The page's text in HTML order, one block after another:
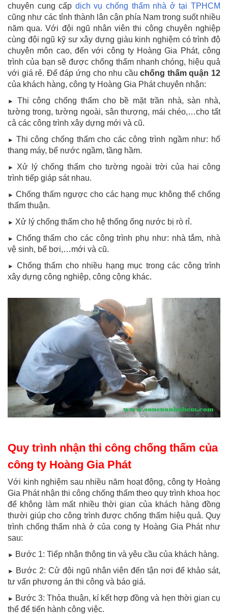
chuyên cung cấp dịch vụ chống thấm nhà ở tại TPHCM
cũng như các tỉnh thành lân cận phía Nam trong suốt nhiều
năm qua. Với đội ngũ nhân viên thi công chuyên nghiệp
cùng đội ngũ kỹ sư xây dựng giàu kinh nghiệm có trình độ
chuyên môn cao, đến với công ty Hoàng Gia Phát, công
trình của bạn sẽ được chống thấm nhanh chóng, hiệu quả
với giá rẻ. Để đáp ứng cho nhu cầuchống thấm quận 12
của khách hàng, công ty Hoàng Gia Phát chuyên nhận:
► Thi công chống thấm cho bề mặt trần nhà, sàn nhà,
tường trong, tường ngoài, sân thượng, mái chéo,…cho tất
cả các công trình xây dựng mới và cũ.
► Thi công chống thấm cho các công trình ngầm như: hố
thang máy, bể nước ngầm, tầng hầm.
► Xử lý chống thấm cho tường ngoài trời của hai công
trình tiếp giáp sát nhau.
► Chống thấm ngược cho các hạng mục không thể chống
thấm thuận.
► Xử lý chống thấm cho hệ thống ống nước bị rò rỉ.
► Chống thấm cho các công trình phụ như: nhà tắm, nhà
vệ sinh, bể bơi,…mới và cũ.
► Chống thấm cho nhiều hạng mục trong các công trình
xây dựng công nghiệp, công cộng khác.
Quy trình nhận thi công chống thấm của
công ty Hoàng Gia Phát
Với kinh nghiệm sau nhiều năm hoạt động, công ty Hoàng
Gia Phát nhận thi công chống thấm theo quy trình khoa học
để không làm mất nhiều thời gian của khách hàng đồng
thười giúp cho công trình được chống thấm hiệu quả. Quy
trình chống thấm nhà ở của cong ty Hoàng Gia Phát như
sau:
► Bước 1: Tiếp nhận thông tin và yêu cầu của khách hàng.
► Bước 2: Cử đội ngũ nhân viên đến tận nơi để khảo sát,
tư vấn phương án thi công và báo giá.
► Bước 3: Thỏa thuận, kí kết hợp đồng và hẹn thời gian cụ
thể để tiến hành công việc.